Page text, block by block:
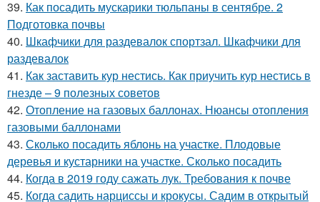
39. Как посадить мускарики тюльпаны в сентябре. 2
Подготовка почвы
40. Шкафчики для раздевалок спортзал. Шкафчики для
раздевалок
41. Как заставить кур нестись. Как приучить кур нестись в
гнезде – 9 полезных советов
42. Отопление на газовых баллонах. Нюансы отопления
газовыми баллонами
43. Сколько посадить яблонь на участке. Плодовые
деревья и кустарники на участке. Сколько посадить
44. Когда в 2019 году сажать лук. Требования к почве
45. Когда садить нарциссы и крокусы. Садим в открытый